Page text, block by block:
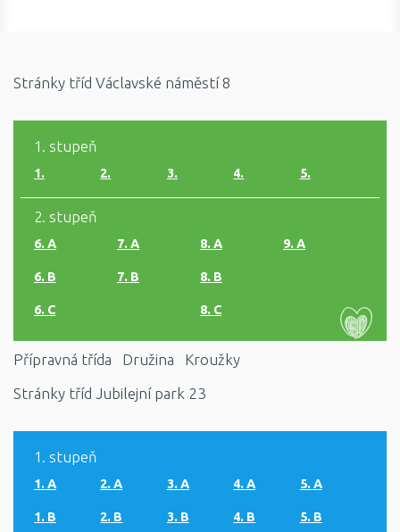
Stránky tříd Václavské náměstí 8
1. stupeň
1. 2. 3. 4. 5.
2. stupeň
6. A
6. B
6. C
7. A
7. B
8. A
8. B
8. C
9. A
Přípravná třída Družina
Kroužky
Stránky tříd Jubilejní park 23
1. stupeň
1. A
1. B
2. A
2. B
3. A
3. B
4. A
4. B
5. A
5. B